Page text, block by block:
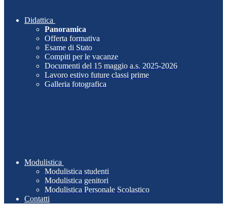
Didattica
Panoramica
Offerta formativa
Esame di Stato
Compiti per le vacanze
Documenti del 15 maggio a.s. 2025-2026
Lavoro estivo future classi prime
Galleria fotografica
Modulistica
Modulistica studenti
Modulistica genitori
Modulistica Personale Scolastico
Contatti